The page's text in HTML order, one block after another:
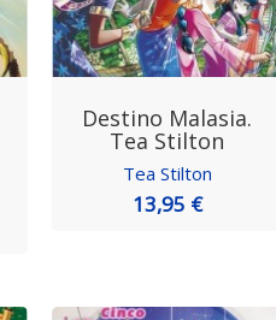
Destino Malasia.
Tea Stilton
Tea Stilton
13,95 €